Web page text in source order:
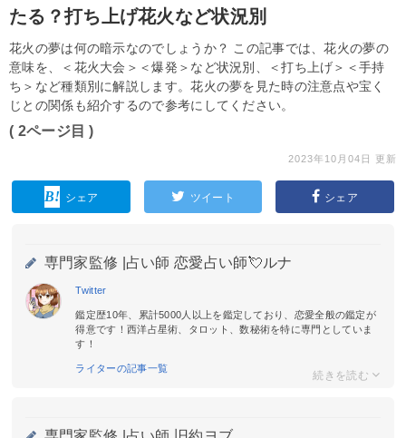
たる？打ち上げ花火など状況別
花火の夢は何の暗示なのでしょうか？ この記事では、花火の夢の
意味を、＜花火大会＞＜爆発＞など状況別、＜打ち上げ＞＜手持
ち＞など種類別に解説します。花火の夢を見た時の注意点や宝く
じとの関係も紹介するので参考にしてください。
( 2ページ目 )
2023年10月04日 更新
シェア ツイート シェア
専門家監修 | 占い師 恋愛占い師💘ルナ
Twitter
鑑定歴10年、累計5000人以上を鑑定しており、恋愛全般の鑑定が
得意です！西洋占星術、タロット、数秘術を特に専門としていま
す！
ライターの記事一覧